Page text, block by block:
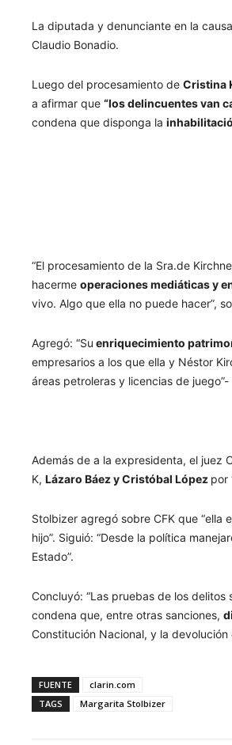
La diputada y denunciante en la
Claudio Bonadio.
Luego del procesamiento deCristina
a afirmar que“los delincuentes van
condena que disponga la
“El procesamiento de la Sra.de
hacermeoperaciones mediáticas y
vivo. Algo que ella no puede hacer”,
Agregó: “Su enriquecimiento
empresarios a los que ella y Néstor
áreas petroleras y licencias de juego”-
Además de a la expresidenta, el juez
K,Lázaro Báez y Cristóbal López por
Stolbizer agregó sobre CFK que “ella
hijo”. Siguió: “Desde la política
Estado”.
Concluyó: “Las pruebas de los
condena que, entre otras sanciones,
Constitución Nacional, y la
FUENTE
clarin.com
TAGS
Margarita Stolbizer